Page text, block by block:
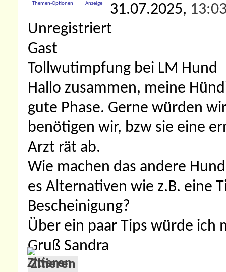
Themen-Optionen Anzeige 31.07.2025,
Unregistriert
Gast
Tollwutimpfung bei LM Hund
Hallo zusammen, meine
gute Phase. Gerne würden
benötigen wir, bzw sie eine
Arzt rät ab.
Wie machen das andere
es Alternativen wie z.B. eine
Bescheinigung?
Über ein paar Tips würde ich
Gruß Sandra
Zitieren